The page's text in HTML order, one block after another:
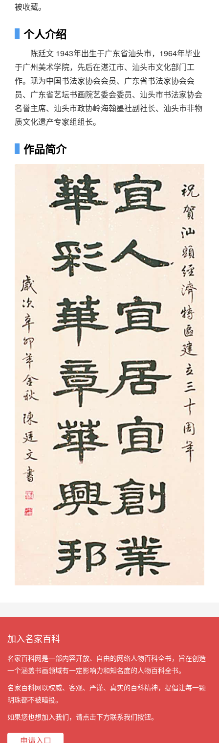
被收藏。
个人介绍
陈廷文 1943年出生于广东省汕头市，1964年毕业
于广州美术学院，先后在湛江市、汕头市文化部门工
作。现为中国书法家协会会员、广东省书法家协会会
员、广东省艺坛书画院艺委会委员、汕头市书法家协会
名誉主席、汕头市政协岭海翰墨社副社长、汕头市非物
质文化遗产专家组组长。
作品简介
加入名家百科
名家百科网是一部内容开放、自由的网络人物百科全书，旨在创造
一个涵盖书画领域有一定影响力和知名度的人物百科全书。
名家百科网以权威、客观、严谨、真实的百科精神，提倡让每一颗
明珠都不被暗投。
如果您也想加入我们，请点击下方联系我们按钮。
申请入口